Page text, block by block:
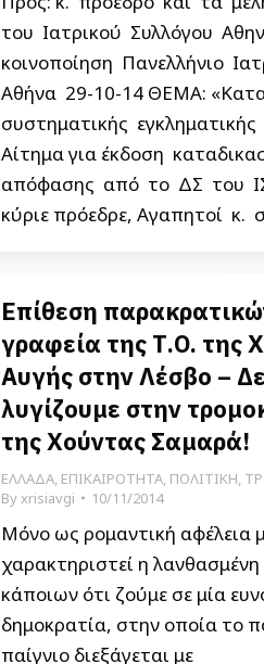
του Ιατρικού Συλλόγου
κοινοποίηση Πανελλήνιο
Αθήνα 29-10-14 ΘΕΜΑ:
συστηματικής
Αίτημα για έκδοση
απόφασης από το ΔΣ του
κύριε πρόεδρε, Αγαπητοί κ.
Επίθεση
γραφεία της Τ.Ο. της
Αυγής στην Λέσβο –
λυγίζουμε στην
της Χούντας Σαμαρά!
ΕΛΛΑΔΑ, ΕΠΙΚΑΙΡΟΤΗΤΑ, ΠΟΛΙΤΙΚΗ,
Byxrisiavgi 10/11/2014
Μόνο ως ρομαντική αφέλεια
χαρακτηριστεί η
κάποιων ότι ζούμε σε μία
δημοκρατία, στην οποία το
παίγνιο διεξάγεται με